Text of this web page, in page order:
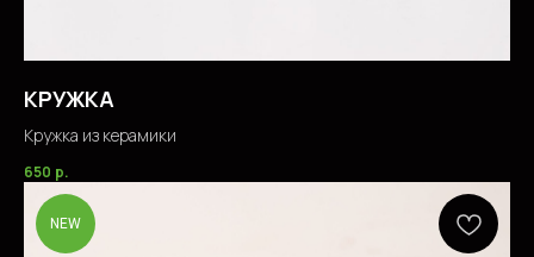
КРУЖКА
Кружка из керамики
650 р.
NEW